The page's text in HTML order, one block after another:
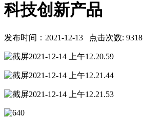
科技创新产品
发布时间：2021-12-13 点击次数: 9318